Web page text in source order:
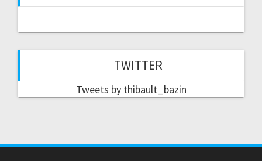
TWITTER
Tweets by thibault_bazin